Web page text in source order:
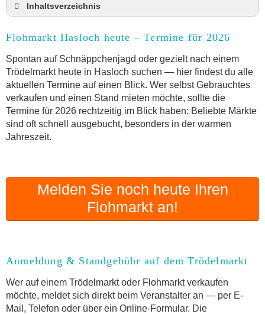
Inhaltsverzeichnis
Anmeldung & Standgebühr auf dem Trödelmarkt
Online-Flohmarkt Hasloch
Welche Trödelmarkt-Typen gibt es?
Aktuelle Flohmarkt-Termine für Hasloch und
Umgebung
Kleinanzeigen Hasloch als Alternative zum
Trödelmarkt
Flohmarkt-Termin melden
Flohmarkt Hasloch heute – Termine für 2026
Spontan auf Schnäppchenjagd oder gezielt nach einem
Trödelmarkt heute in Hasloch suchen — hier findest du alle
aktuellen Termine auf einen Blick. Wer selbst Gebrauchtes
verkaufen und einen Stand mieten möchte, sollte die
Termine für 2026 rechtzeitig im Blick haben: Beliebte Märkte
sind oft schnell ausgebucht, besonders in der warmen
Jahreszeit.
Melden Sie noch heute Ihren
Flohmarkt an!
Anmeldung & Standgebühr auf dem Trödelmarkt
Wer auf einem Trödelmarkt oder Flohmarkt verkaufen
möchte, meldet sich direkt beim Veranstalter an — per E-
Mail, Telefon oder über ein Online-Formular. Die